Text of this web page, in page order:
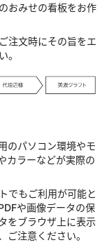
おみせの看板をお作
注文時にその旨をエ
。
のパソコン環境やモ
カラーなどが実際の
でもご利用が可能と
や画像データの保
をブラウザ上に表示
ご注意ください。